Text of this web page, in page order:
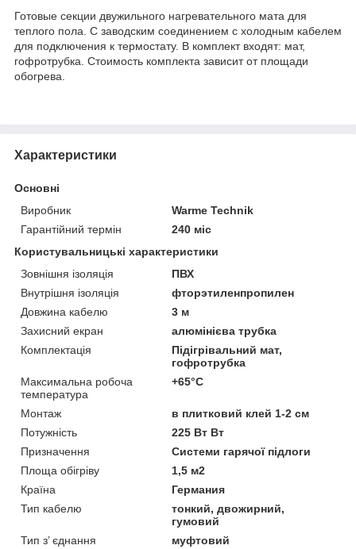
Готовые секции двужильного нагревательного мата для
теплого пола. С заводским соединением с холодным кабелем
для подключения к термостату. В комплект входят: мат,
гофротрубка. Стоимость комплекта зависит от площади
обогрева.
Характеристики
Основні
Виробник
Warme Technik
Гарантійний термін
240 міс
Користувальницькі характеристики
Зовнішня ізоляція
ПВХ
Внутрішня ізоляція
фторэтиленпропилен
Довжина кабелю
3 м
Захисний екран
алюмінієва трубка
Комплектація
Підігрівальний мат,
гофротрубка
Максимальна робоча
температура
+65°C
Монтаж
в плитковий клей 1-2 см
Потужність
225 Вт Вт
Призначення
Системи гарячої підлоги
Площа обігріву
1,5 м2
Країна
Германия
Тип кабелю
тонкий, двожирний,
гумовий
Тип з’ єднання
муфтовий